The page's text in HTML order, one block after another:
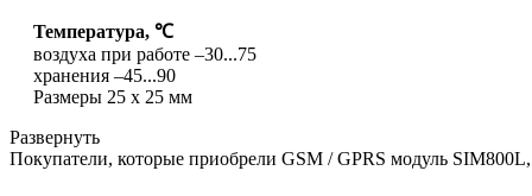
Температура, ℃
воздуха при работе –30...75
хранения –45...90
Размеры 25 х 25 мм
Развернуть
Покупатели, которые приобрели GSM / GPRS модуль